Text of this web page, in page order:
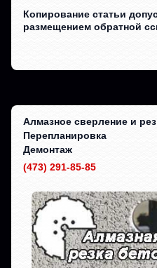
Копирование статьи
размещением обратной
Алмазное сверление и
Перепланировка
Демонтаж
(473) 291-85-85